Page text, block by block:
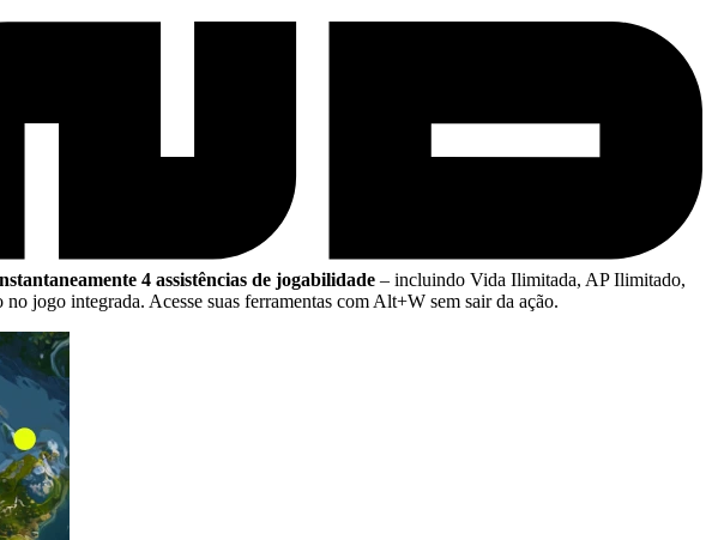
4 assistências de jogabilidade – incluindo Vida Ilimitada, AP Ilimitado,
no jogo integrada. Acesse suas ferramentas com Alt+W sem sair da ação.